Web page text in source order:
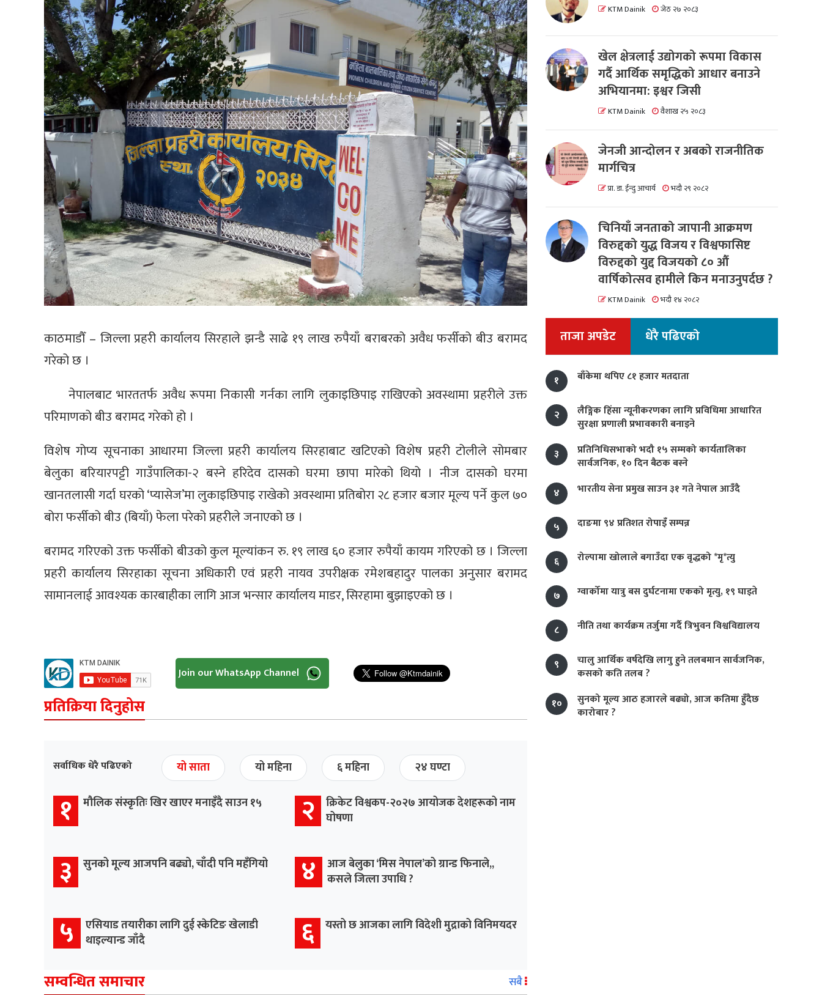
काठमाडौँ – जिल्ला प्रहरी कार्यालय सिरहाले झन्डै साढे १९ लाख रुपैयाँ बराबरको अवैध फर्सीको बीउ बरामद
गरेको छ ।
नेपालबाट भारततर्फ अवैध रूपमा निकासी गर्नका लागि लुकाइछिपाइ राखिएको अवस्थामा प्रहरीले उक्त
परिमाणको बीउ बरामद गरेको हो ।
विशेष गोप्य सूचनाका आधारमा जिल्ला प्रहरी कार्यालय सिरहाबाट खटिएको विशेष प्रहरी टोलीले सोमबार
बेलुका बरियारपट्टी गाउँपालिका-२ बस्ने हरिदेव दासको घरमा छापा मारेको थियो । नीज दासको घरमा
खानतलासी गर्दा घरको ‘प्यासेज’मा लुकाइछिपाइ राखेको अवस्थामा प्रतिबोरा २८ हजार बजार मूल्य पर्ने कुल ७०
बोरा फर्सीको बीउ (बियाँ) फेला परेको प्रहरीले जनाएको छ ।
बरामद गरिएको उक्त फर्सीको बीउको कुल मूल्यांकन रु. १९ लाख ६० हजार रुपैयाँ कायम गरिएको छ । जिल्ला
प्रहरी कार्यालय सिरहाका सूचना अधिकारी एवं प्रहरी नायव उपरीक्षक रमेशबहादुर पालका अनुसार बरामद
सामानलाई आवश्यक कारबाहीका लागि आज भन्सार कार्यालय माडर, सिरहामा बुझाइएको छ ।
Join our WhatsApp Channel
प्रतिक्रिया दिनुहोस
सर्वाधिक धेरै पढिएको यो साता यो महिना ६ महिना २४ घण्टा
१ मौलिक संस्कृतिः खिर खाएर मनाइँदै साउन १५ २ क्रिकेट विश्वकप-२०२७ आयोजक देशहरूको नाम
घोषणा
३ सुनको मूल्य आजपनि बढ्यो, चाँदी पनि महँगियो ४ आज बेलुका ‘मिस नेपाल’को ग्रान्ड फिनाले,,
कसले जित्ला उपाधि ?
५ एसियाड तयारीका लागि दुई स्केटिङ खेलाडी
थाइल्यान्ड जाँदै
६ यस्तो छ आजका लागि विदेशी मुद्राको विनिमयदर
सम्वन्धित समाचार सबै
KTM Dainik जेठ २७ २०८३
खेल क्षेत्रलाई उद्योगको रूपमा विकास
गर्दै आर्थिक समृद्धिको आधार बनाउने
अभियानमा: इश्वर जिसी
KTM Dainik वैशाख २५ २०८३
जेनजी आन्दोलन र अबको राजनीतिक
मार्गचित्र
प्रा. डा. ईन्दु आचार्य भदौ २९ २०८२
चिनियाँ जनताको जापानी आक्रमण
विरुद्दको युद्ध विजय र विश्वफासिष्ट
विरुद्दको युद्द विजयको ८० औं
वार्षिकोत्सव हामीले किन मनाउनुपर्दछ ?
KTM Dainik भदौ १४ २०८२
ताजा अपडेट धेरै पढिएको
१ बाँकेमा थपिए ८१ हजार मतदाता
२
लैङ्गिक हिंसा न्यूनीकरणका लागि प्रविधिमा आधारित
सुरक्षा प्रणाली प्रभावकारी बनाइने
३
प्रतिनिधिसभाको भदौ १५ सम्मको कार्यतालिका
सार्वजनिक, १० दिन बैठक बस्ने
४
भारतीय सेना प्रमुख साउन ३१ गते नेपाल आउँदै
५ दाङमा ९४ प्रतिशत रोपाइँ सम्पन्न
६ रोल्पामा खोलाले बगाउँदा एक वृद्धको *मृ*त्यु
७ ग्वार्कोमा यात्रु बस दुर्घटनामा एकको मृत्यु, १९ घाइते
८ नीति तथा कार्यक्रम तर्जुमा गर्दै त्रिभुवन विश्वविद्यालय
९
चालु आर्थिक वर्षदेखि लागु हुने तलबमान सार्वजनिक,
कसको कति तलब ?
१०
सुनको मूल्य आठ हजारले बढ्यो, आज कतिमा हुँदैछ
कारोबार ?